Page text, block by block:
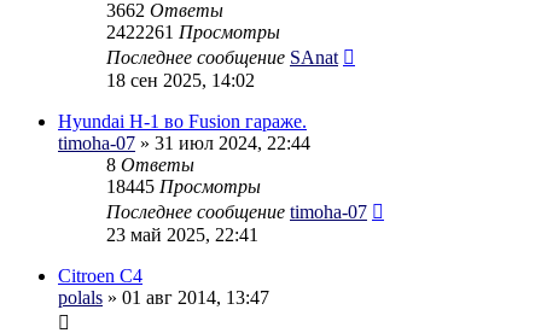
3662 Ответы
2422261 Просмотры
Последнее сообщение SAnat
18 сен 2025, 14:02
Hyundai H-1 во Fusion гараже.
timoha-07 » 31 июл 2024, 22:44
8 Ответы
18445 Просмотры
Последнее сообщение timoha-07
23 май 2025, 22:41
Citroen C4
polals » 01 авг 2014, 13:47